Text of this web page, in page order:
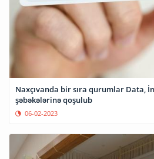
Naxçıvanda bir sıra qurumlar Data,
şəbəkələrinə qoşulub
06-02-2023